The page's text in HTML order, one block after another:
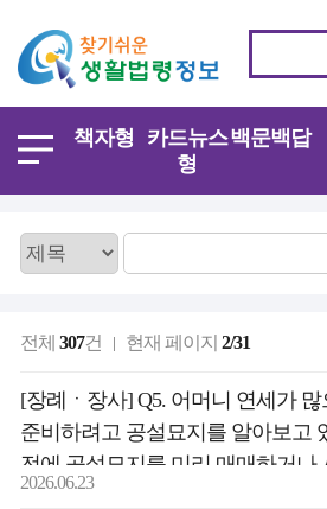
책자형
카드뉴스
형
백문백답
전체 307건 현재 페이지 2/31
[장례ㆍ장사] Q5. 어머니 연세가 많
준비하려고 공설묘지를 알아보고
전에 공설묘지를 미리 매매하거나
있는지 궁금합니다. 또 공설묘지를
2026.06.23